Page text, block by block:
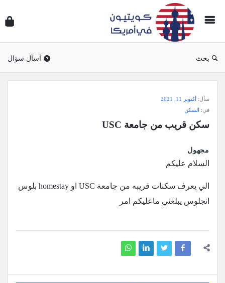
بحث أسأل سؤال
وجواب
أمريكا
الاحدث
سأل: أكتوبر 11, 2021
في: السكن
سكن قريب من جامعة USC
مجهول
السلام عليكم
الي يعرف سكنات قريبه من جامعة USC او homestay بلوس
انجلوس يبلغني ماعليكم امر